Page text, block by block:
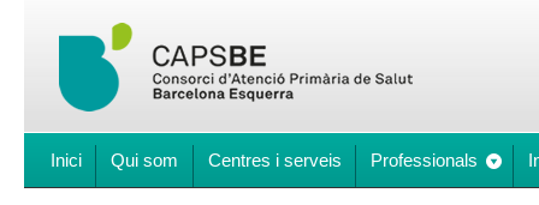
Inici Qui som Centres i serveis Professionals